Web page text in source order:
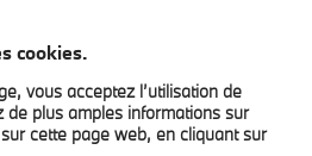
cookies.
vous acceptez l’utilisation de
de plus amples informations sur
cette page web, en cliquant sur